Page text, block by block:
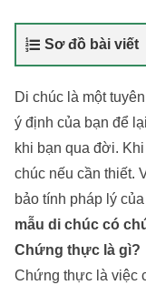
Sơ đồ bài viết
Di chúc là một
ý định của bạn để
khi bạn qua đời.
chúc nếu cần thiết.
bảo tính pháp lý
mẫu di chúc có
Chứng thực là gì?
Chứng thực là việc